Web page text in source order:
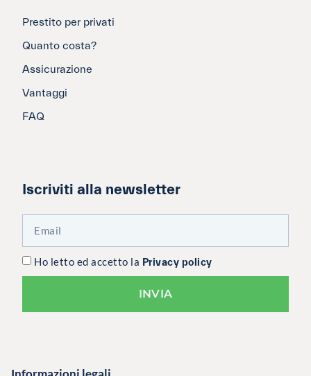
Prestito per privati
Quanto costa?
Assicurazione
Vantaggi
FAQ
Iscriviti alla newsletter
Ho letto ed accetto la Privacy policy
INVIA